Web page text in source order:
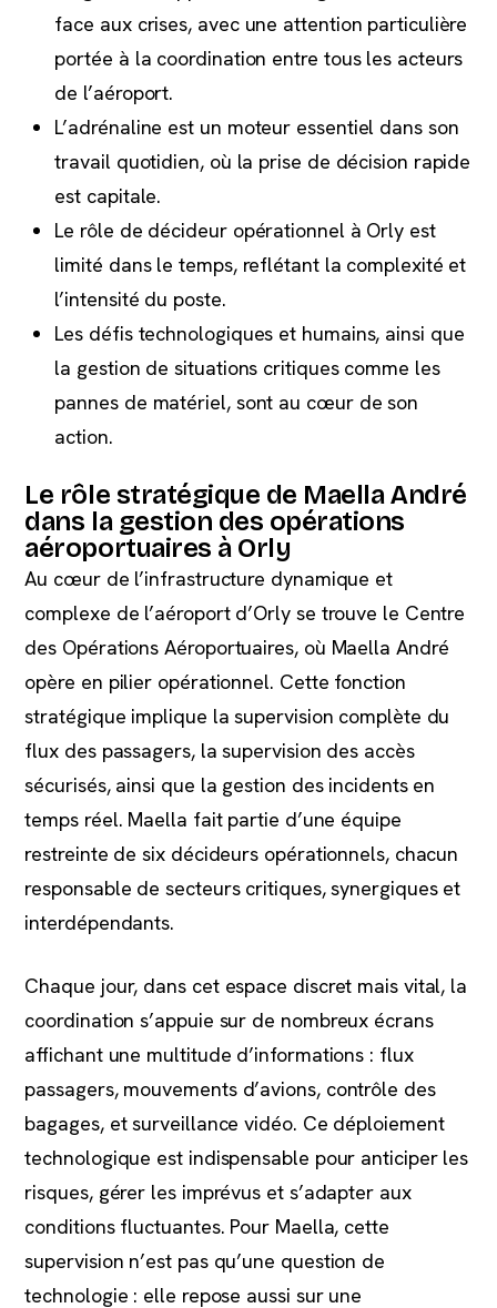
face aux crises, avec une attention particulière
portée à la coordination entre tous les acteurs
de l’aéroport.
L’adrénaline est un moteur essentiel dans son
travail quotidien, où la prise de décision rapide
est capitale.
Le rôle de décideur opérationnel à Orly est
limité dans le temps, reflétant la complexité et
l’intensité du poste.
Les défis technologiques et humains, ainsi que
la gestion de situations critiques comme les
pannes de matériel, sont au cœur de son
action.
Le rôle stratégique de Maella André
dans la gestion des opérations
aéroportuaires à Orly
Au cœur de l’infrastructure dynamique et
complexe de l’aéroport d’Orly se trouve le Centre
des Opérations Aéroportuaires, où Maella André
opère en pilier opérationnel. Cette fonction
stratégique implique la supervision complète du
flux des passagers, la supervision des accès
sécurisés, ainsi que la gestion des incidents en
temps réel. Maella fait partie d’une équipe
restreinte de six décideurs opérationnels, chacun
responsable de secteurs critiques, synergiques et
interdépendants.
Chaque jour, dans cet espace discret mais vital, la
coordination s’appuie sur de nombreux écrans
affichant une multitude d’informations : flux
passagers, mouvements d’avions, contrôle des
bagages, et surveillance vidéo. Ce déploiement
technologique est indispensable pour anticiper les
risques, gérer les imprévus et s’adapter aux
conditions fluctuantes. Pour Maella, cette
supervision n’est pas qu’une question de
technologie : elle repose aussi sur une